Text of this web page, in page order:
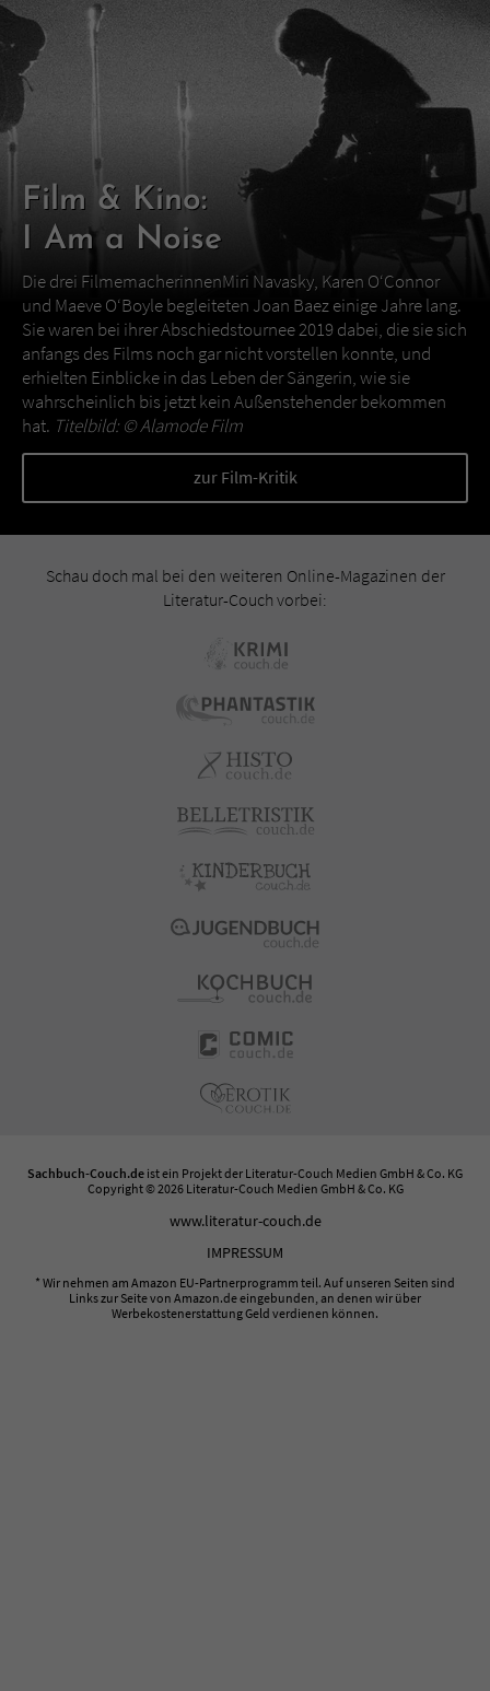
Film & Kino:
I Am a Noise
Die drei FilmemacherinnenMiri Navasky, Karen O‘Connor
und Maeve O‘Boyle begleiteten Joan Baez einige Jahre lang.
Sie waren bei ihrer Abschiedstournee 2019 dabei, die sie sich
anfangs des Films noch gar nicht vorstellen konnte, und
erhielten Einblicke in das Leben der Sängerin, wie sie
wahrscheinlich bis jetzt kein Außenstehender bekommen
hat. Titelbild: ©Alamode Film
zur Film-Kritik
Schau doch mal bei den weiteren Online-Magazinen der
Literatur-Couch vorbei:
Sachbuch-Couch.de ist ein Projekt der Literatur-Couch Medien GmbH & Co. KG
Copyright © 2026 Literatur-Couch Medien GmbH & Co. KG
www.literatur-couch.de
IMPRESSUM
* Wir nehmen am Amazon EU-Partnerprogramm teil. Auf unseren Seiten sind
Links zur Seite von Amazon.de eingebunden, an denen wir über
Werbekostenerstattung Geld verdienen können.